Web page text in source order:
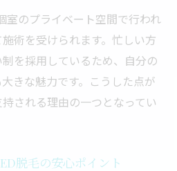
室のプライベート空間で行われ
術を受けられます。忙しい方
を採用しているため、自分の
きな魅力です。こうした点が
される理由の一つとなってい
脱毛の安心ポイント